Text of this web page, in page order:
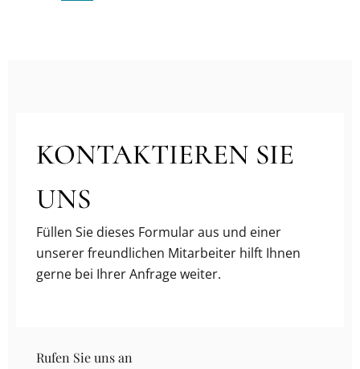
KONTAKTIEREN SIE
UNS
Füllen Sie dieses Formular aus und einer
unserer freundlichen Mitarbeiter hilft Ihnen
gerne bei Ihrer Anfrage weiter.
Rufen Sie uns an